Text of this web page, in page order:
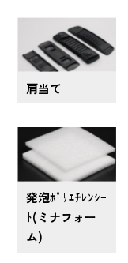
肩当て
発泡ﾎﾟﾘｴﾁﾚﾝｼｰ
ﾄ(ミナフォー
ム)